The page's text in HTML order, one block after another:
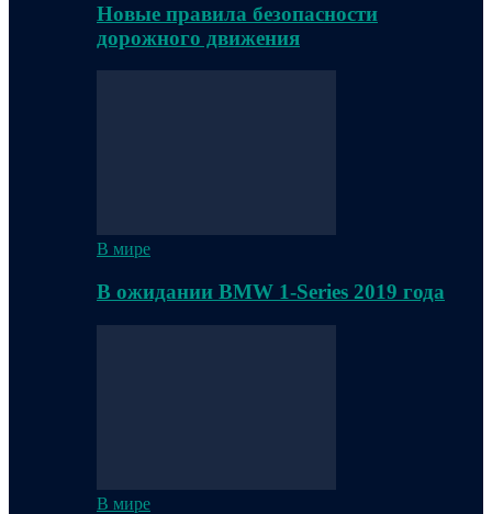
Новые правила безопасности
дорожного движения
В мире
В ожидании BMW 1-Series 2019 года
В мире